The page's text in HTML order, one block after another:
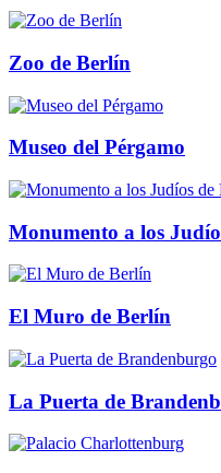
Zoo de Berlín
Museo del Pérgamo
Monumento a los
El Muro de Berlín
La Puerta de